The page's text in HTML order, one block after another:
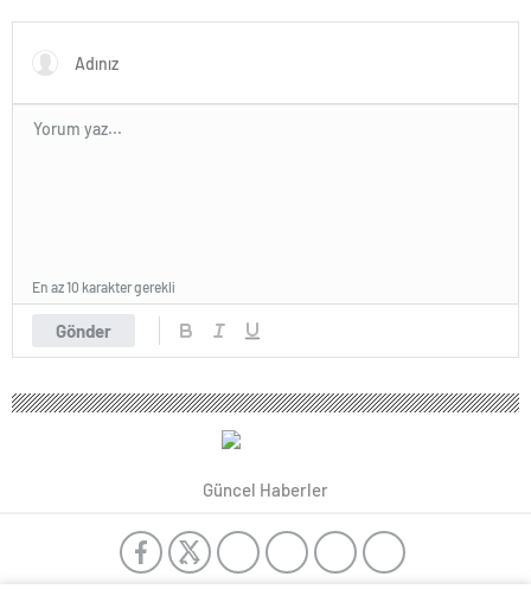
Gönder
En az 10 karakter gerekli
Güncel Haberler